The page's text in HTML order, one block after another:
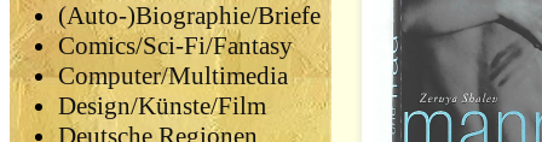
(Auto-)Biographie/Briefe
Comics/Sci-Fi/Fantasy
Computer/Multimedia
Design/Künste/Film